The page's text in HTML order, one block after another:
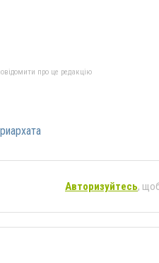
про це редакцію
Авторизуйтесь,